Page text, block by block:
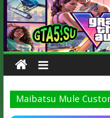
Maibatsu Mule